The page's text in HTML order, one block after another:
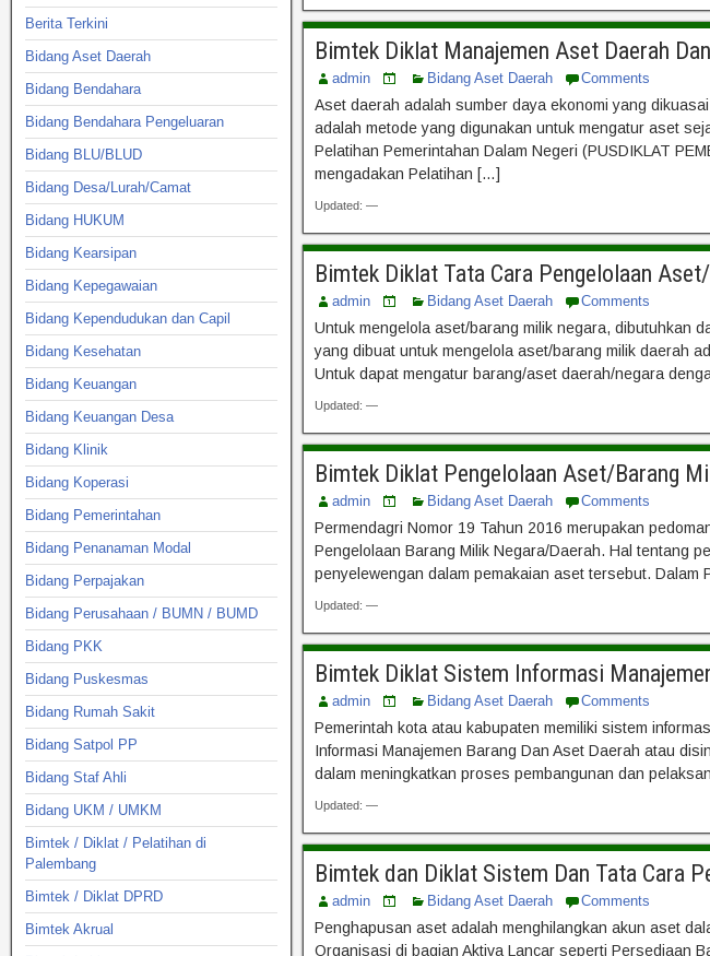
Bimtek Diklat Manajemen Aset Daerah
admin Bidang Aset Daerah Comments
Aset daerah adalah sumber daya ekonomi yang
adalah metode yang digunakan untuk mengatur aset
Pelatihan Pemerintahan Dalam Negeri (PUSDIKLAT
mengadakan Pelatihan […]
Updated: —
Bimtek Diklat Tata Cara Pengelolaan
admin Bidang Aset Daerah Comments
Untuk mengelola aset/barang milik negara, dibutuhkan
yang dibuat untuk mengelola aset/barang milik daerah
Untuk dapat mengatur barang/aset daerah/negara
Updated: —
Bimtek Diklat Pengelolaan Aset/Barang
admin Bidang Aset Daerah Comments
Permendagri Nomor 19 Tahun 2016 merupakan
Pengelolaan Barang Milik Negara/Daerah. Hal tentang
penyelewengan dalam pemakaian aset tersebut.
Updated: —
Bimtek Diklat Sistem Informasi
admin Bidang Aset Daerah Comments
Pemerintah kota atau kabupaten memiliki sistem
Informasi Manajemen Barang Dan Aset Daerah atau
dalam meningkatkan proses pembangunan dan
Updated: —
Bimtek dan Diklat Sistem Dan Tata Cara
admin Bidang Aset Daerah Comments
Penghapusan aset adalah menghilangkan akun aset
Organisasi di bagian Aktiva Lancar seperti Persediaan
Berita Terkini
Bidang Aset Daerah
Bidang Bendahara
Bidang Bendahara Pengeluaran
Bidang BLU/BLUD
Bidang Desa/Lurah/Camat
Bidang HUKUM
Bidang Kearsipan
Bidang Kepegawaian
Bidang Kependudukan dan Capil
Bidang Kesehatan
Bidang Keuangan
Bidang Keuangan Desa
Bidang Klinik
Bidang Koperasi
Bidang Pemerintahan
Bidang Penanaman Modal
Bidang Perpajakan
Bidang Perusahaan / BUMN / BUMD
Bidang PKK
Bidang Puskesmas
Bidang Rumah Sakit
Bidang Satpol PP
Bidang Staf Ahli
Bidang UKM / UMKM
Bimtek / Diklat / Pelatihan di
Palembang
Bimtek / Diklat DPRD
Bimtek Akrual